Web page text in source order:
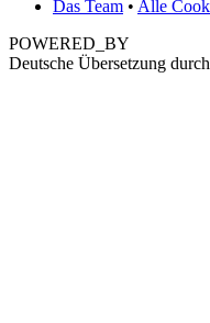
Das Team • Alle
POWERED_BY
Deutsche Übersetzung durch